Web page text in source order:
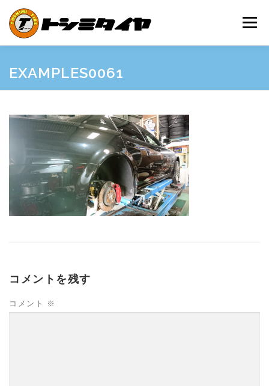
キ
メニュー
HOME MAINTENANCE
SHOP GUIDE BLOG INQUIRY
INFORMATION SNS FRIEND’S SITE
EXAMPLES0061
コメントを残す
コメント ※